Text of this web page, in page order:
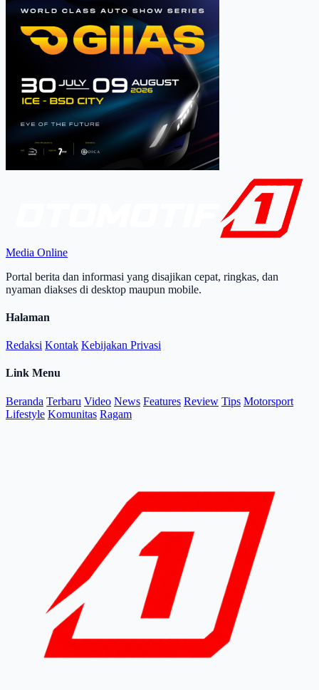
Media Online
Portal berita dan informasi yang disajikan cepat, ringkas, dan
nyaman diakses di desktop maupun mobile.
Halaman
Redaksi Kontak Kebijakan Privasi
Link Menu
Beranda Terbaru Video News Features Review Tips Motorsport
Lifestyle Komunitas Ragam